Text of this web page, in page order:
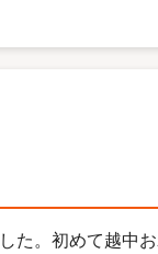
た。初めて越中